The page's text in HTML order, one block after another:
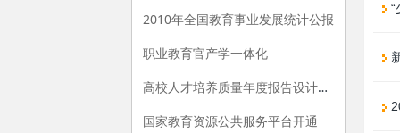
2010年全国教育事业发展统计公报
职业教育官产学一体化
高校人才培养质量年度报告设计建议
国家教育资源公共服务平台开通
“